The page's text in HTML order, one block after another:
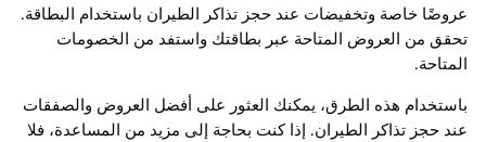
عروضًا خاصة وتخفيضات عند حجز تذاكر الطيران باستخدام البطاقة.
تحقق من العروض المتاحة عبر بطاقتك واستفد من الخصومات
المتاحة.
باستخدام هذه الطرق، يمكنك العثور على أفضل العروض والصفقات
عند حجز تذاكر الطيران. إذا كنت بحاجة إلى مزيد من المساعدة، فلا